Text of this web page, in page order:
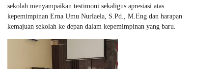
sekolah menyampaikan testimoni sekaligus apresiasi atas
kepemimpinan Erna Umu Nurlaela, S.Pd., M.Eng dan harapan
kemajuan sekolah ke depan dalam kepemimpinan yang baru.